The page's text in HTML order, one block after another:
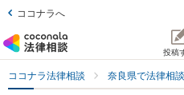
ココナラへ
投稿
ココナラ法律相談 奈良県で法律相